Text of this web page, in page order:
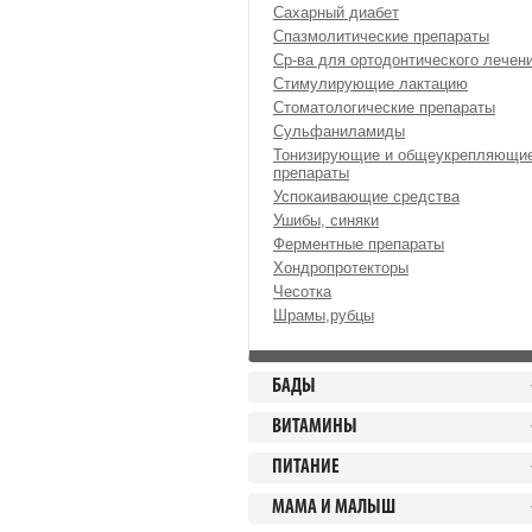
Сахарный диабет
Спазмолитические препараты
Ср-ва для ортодонтического
Стимулирующие лактацию
Стоматологические препараты
Сульфаниламиды
Тонизирующие и
препараты
Успокаивающие средства
Ушибы, синяки
Ферментные препараты
Хондропротекторы
Чесотка
Шрамы,рубцы
БАДЫ
ВИТАМИНЫ
ПИТАНИЕ
МАМА И МАЛЫШ